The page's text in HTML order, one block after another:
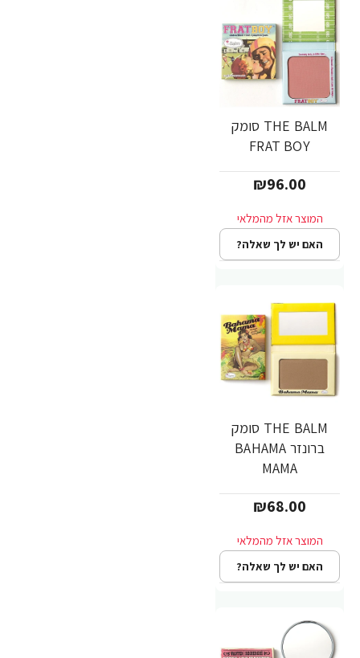
THE BALM סומק
FRAT BOY
₪96.00
האם יש לך שאלה?
THE BALM סומק
ברונזר BAHAMA
MAMA
₪68.00
האם יש לך שאלה?